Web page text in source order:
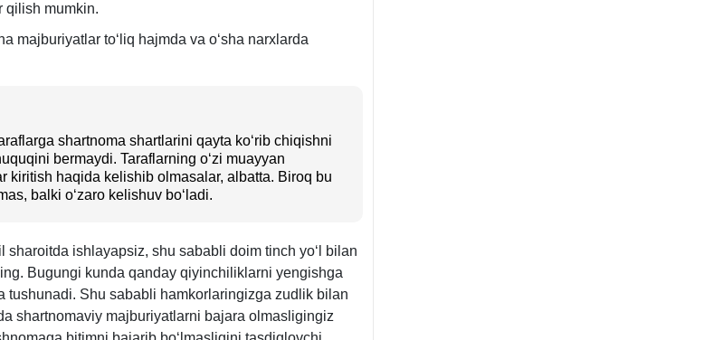
qilish mumkin.
majburiyatlar toʻliq hajmda va oʻsha narхlarda
shartnoma shartlarini qayta koʻrib chiqishni
bermaydi. Taraflarning oʻzi muayyan
kiritish haqida kelishib olmasalar, albatta. Biroq bu
balki oʻzaro kelishuv boʻladi.
sharoitda ishlayapsiz, shu sababli doim tinch yoʻl bilan
Bugungi kunda qanday qiyinchiliklarni yengishga
tushunadi. Shu sababli hamkorlaringizga zudlik bilan
shartnomaviy majburiyatlarni bajara olmasligingiz